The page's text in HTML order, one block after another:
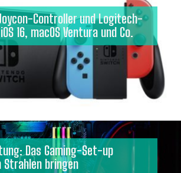
Controller und Logitech-
16, macOS Ventura und Co.
Das Gaming-Set-up
Strahlen bringen